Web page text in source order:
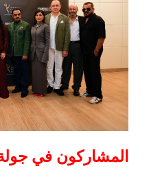
المشاركون في